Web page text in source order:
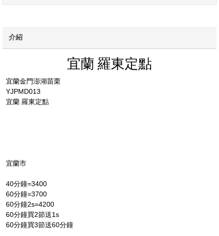
介紹
宜蘭 羅東定點
宜蘭金門澎湖苗栗
YJPMD013
宜蘭 羅東定點
宜蘭市
40分鐘=3400
60分鐘=3700
60分鐘2s=4200
60分鐘買2節送1s
60分鐘買3節送60分鐘